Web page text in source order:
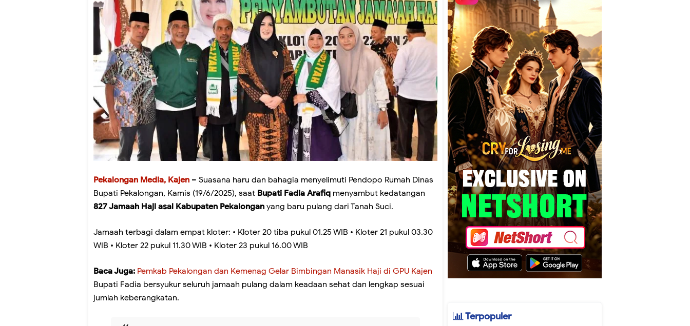
Pekalongan Media, Kajen – Suasana haru dan bahagia menyelimuti Pendopo Rumah Dinas
Bupati Pekalongan, Kamis (19/6/2025), saat Bupati Fadia Arafiq menyambut kedatangan
827 Jamaah Haji asal Kabupaten Pekalongan yang baru pulang dari Tanah Suci.
Jamaah terbagi dalam empat kloter: • Kloter 20 tiba pukul 01.25 WIB • Kloter 21 pukul 03.30
WIB • Kloter 22 pukul 11.30 WIB • Kloter 23 pukul 16.00 WIB
Baca Juga: Pemkab Pekalongan dan Kemenag Gelar Bimbingan Manasik Haji di GPU Kajen
Bupati Fadia bersyukur seluruh jamaah pulang dalam keadaan sehat dan lengkap sesuai
jumlah keberangkatan.
Terpopuler